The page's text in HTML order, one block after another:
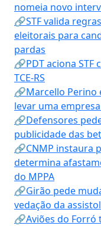
nomeia novo
🔗STF valida
eleitorais para
pardas
🔗PDT aciona
TCE-RS
🔗Marcello Perino
levar uma
🔗Defensores
publicidade das
🔗CNMP instaura
determina
do MPPA
🔗Girão pede
vedação da
🔗Aviões do Forró